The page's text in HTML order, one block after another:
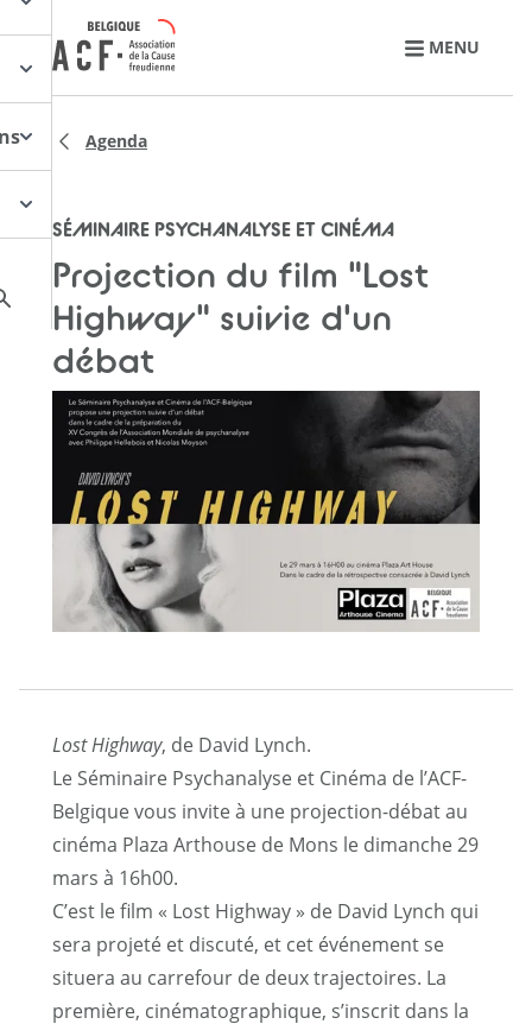
Retourner à l'accueil
MENU
Agenda
SÉMINAIRE PSYCHANALYSE ET CINÉMA
Projection du film "Lost
Highway" suivie d'un
débat
Lost Highway, de David Lynch.
Le Séminaire Psychanalyse et Cinéma de l’ACF-
Belgique vous invite à une projection-débat au
cinéma Plaza Arthouse de Mons le dimanche 29
mars à 16h00.
C’est le film « Lost Highway » de David Lynch qui
sera projeté et discuté, et cet événement se
situera au carrefour de deux trajectoires. La
première, cinématographique, s’inscrit dans la